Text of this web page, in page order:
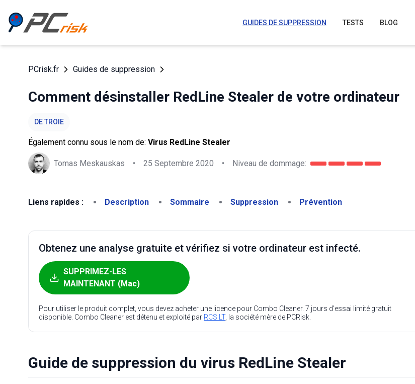
GUIDES DE SUPPRESSION TESTS BLOG
PCrisk.fr Guides de suppression
Comment désinstaller RedLine Stealer de votre ordinateur
DE TROIE
Également connu sous le nom de: Virus RedLine Stealer
Tomas Meskauskas • 25 Septembre 2020 • Niveau de dommage:
Liens rapides : Description Sommaire Suppression Prévention
Obtenez une analyse gratuite et vérifiez si votre ordinateur est infecté.
SUPPRIMEZ-LES
MAINTENANT (Mac)
Pour utiliser le produit complet, vous devez acheter une licence pour Combo Cleaner. 7 jours d’essai limité gratuit
disponible. Combo Cleaner est détenu et exploité par RCS LT, la société mère de PCRisk.
Guide de suppression du virus RedLine Stealer